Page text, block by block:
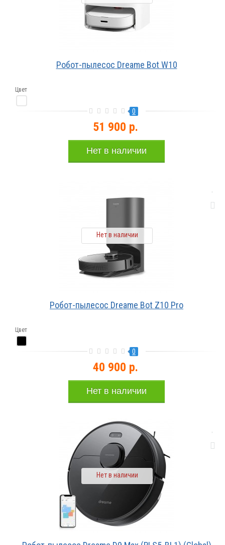
Робот-пылесос Dreame Bot W10
Цвет
0
51 900 р.
Нет в наличии
Нет в наличии
Робот-пылесос Dreame Bot Z10 Pro
Цвет
0
40 900 р.
Нет в наличии
Нет в наличии